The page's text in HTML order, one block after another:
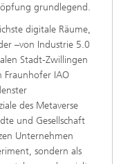
grundlegend.
digitale Räume,
–von Industrie 5.0
Stadt-Zwillingen
Fraunhofer IAO
des Metaverse
und Gesellschaft
Unternehmen
sondern als